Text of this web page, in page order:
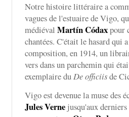
Notre histoire littéraire a
vagues de l'estuaire de Vigo,
médiéval Martín Códaxpour
chantées. C'était le hasard qui
composition, en 1914, un
vers dans un parchemin qui
exemplaire du De officiisde
Vigo est devenue la muse des
Jules Verne jusqu'aux